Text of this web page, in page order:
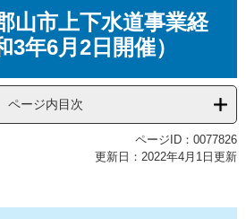
山市上下水道事業経
年6月2日開催）
ページ内目次
ページID：0077826
更新日：2022年4月1日更新